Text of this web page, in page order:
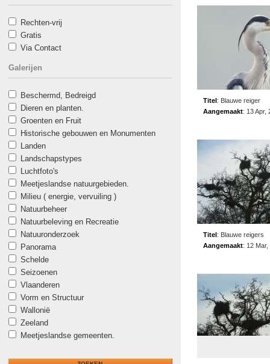
Rechten-vrij
Gratis
Via Contact
Galerijen
Beschermd, Bedreigd
Dieren en planten.
Groenten en Fruit
Historische gebouwen en Monumenten
Landen
Landschapstypes
Luchtfoto's
Meetjeslandse natuurgebieden.
Milieu ( energie, vervuiling )
Natuurbeheer
Natuurbeleving en Recreatie
Natuuronderzoek
Panorama
Schelde
Seizoenen
Vlaanderen
Vorm en Structuur
Wallonië
Zeeland
Meetjeslandse gemeenten.
Titel: Blauwe reiger
Aangemaakt: 13 Apr,
Titel: Blauwe reigers
Aangemaakt: 12 Mar,